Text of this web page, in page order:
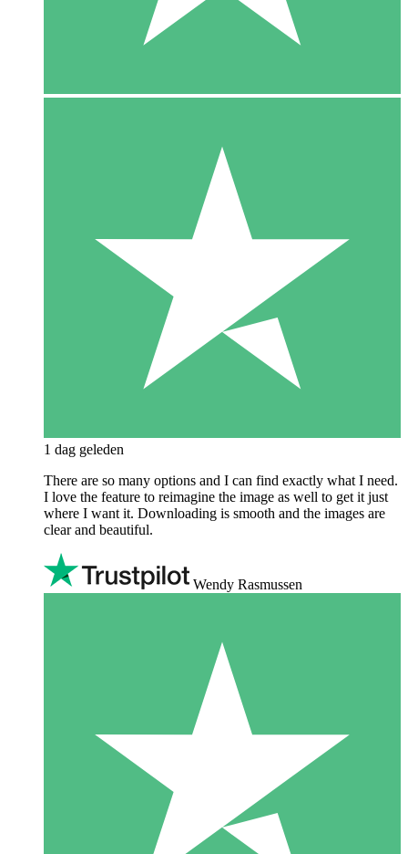
1 dag geleden
There are so many options and I can find exactly what I need.
I love the feature to reimagine the image as well to get it just
where I want it. Downloading is smooth and the images are
clear and beautiful.
Wendy Rasmussen